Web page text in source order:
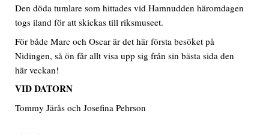
Den döda tumlare som hittades vid Hamnudden häromdagen
togs iland för att skickas till riksmuseet.
För både Marc och Oscar är det här första besöket på
Nidingen, så ön får allt visa upp sig från sin bästa sida den
här veckan!
VID DATORN
Tommy Järås och Josefina Pehrson